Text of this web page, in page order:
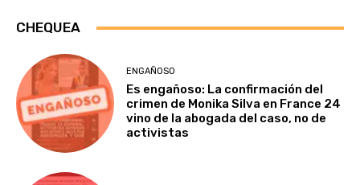
CHEQUEA
ENGAÑOSO
Es engañoso: La confirmación del
crimen de Monika Silva en France 24
vino de la abogada del caso, no de
activistas